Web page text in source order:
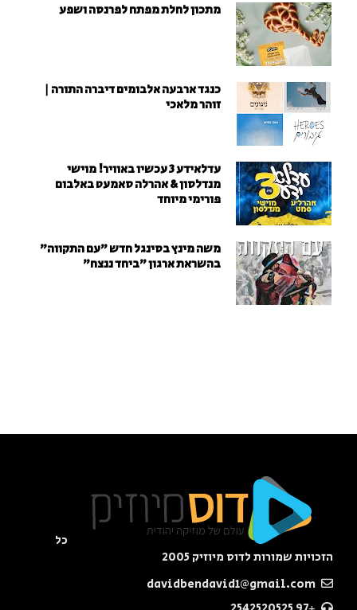
מתכון לחלת מפתח לפרנסה ושפע
כנגד ארבעה אלבומים דיברה התורה |
זוהר מלאכי
עדלאידע 3 עכשיו באוויר! מוישי
מנדלסון & אהרלה סאמעט באלבום
פורימי מיוחד
משה מינץ בסינגל חדש ״עם התקווה״
בהשראת ארגון "ביחד ננצח"
כל
הזכויות שמורות לדוס מיוזיק 2005